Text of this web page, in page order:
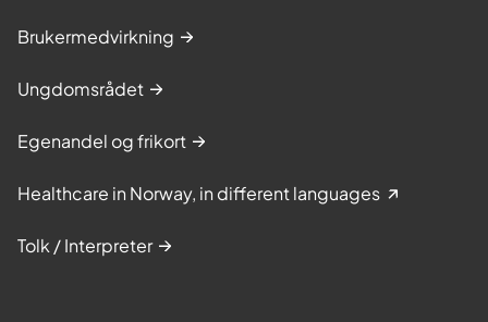
Brukermedvirkning
Ungdomsrådet
Egenandel og frikort
Healthcare in Norway, in different languages
Tolk / Interpreter